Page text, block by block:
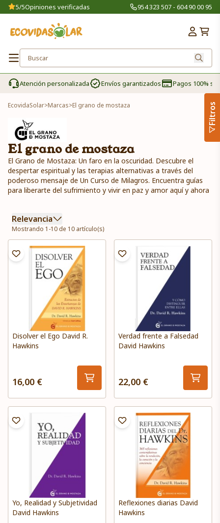
5/5Opiniones verificadas 954 323 507 - 604 90 00 95
Atención personalizada Envíos garantizados Pagos 100%
EcovidaSolar>Marcas>El grano de mostaza
El grano de mostaza
El Grano de Mostaza: Un faro en la oscuridad. Descubre el
despertar espiritual y las terapias alternativas a través del
poderoso mensaje de Un Curso de Milagros. Encuentra guías
para liberarte del sufrimiento y vivir en paz y amor aquí y ahora
Relevancia
Mostrando 1-10 de 10 artículo(s)
Disolver el Ego David R.
Hawkins
16,00 €
Verdad frente a Falsedad
David Hawkins
22,00 €
Yo, Realidad y Subjetividad
David Hawkins
Reflexiones diarias David
Hawkins
Filtros